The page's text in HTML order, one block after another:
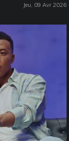
Jeu, 09 Avr 2026